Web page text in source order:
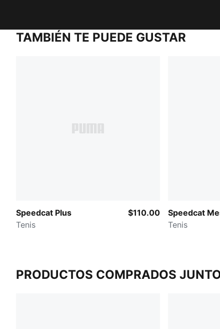
TAMBIÉN TE PUEDE GUSTAR
Speedcat Plus
Tenis
$110.00
Speedcat
Tenis
PRODUCTOS COMPRADOS